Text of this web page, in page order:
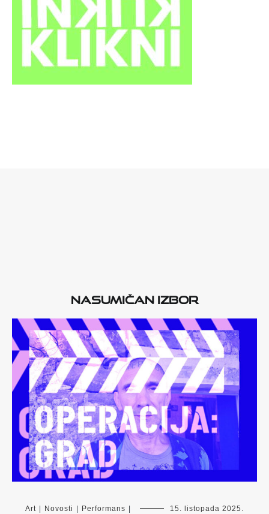
Nasumičan izbor
Art Novosti Performans 15. listopada 2025.